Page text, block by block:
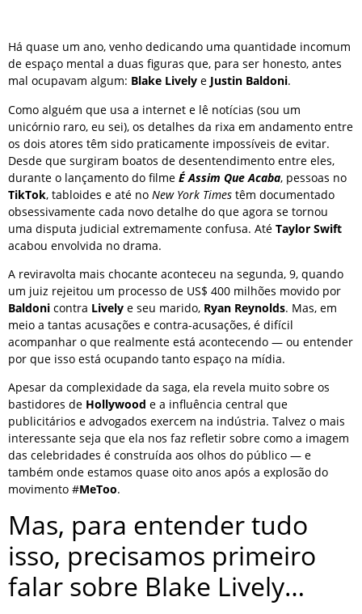
Há quase um ano, venho dedicando uma quantidade incomum
de espaço mental a duas figuras que, para ser honesto, antes
mal ocupavam algum: Blake Lively e Justin Baldoni.
Como alguém que usa a internet e lê notícias (sou um
unicórnio raro, eu sei), os detalhes da rixa em andamento entre
os dois atores têm sido praticamente impossíveis de evitar.
Desde que surgiram boatos de desentendimento entre eles,
durante o lançamento do filme É Assim Que Acaba, pessoas no
TikTok, tabloides e até no New York Times têm documentado
obsessivamente cada novo detalhe do que agora se tornou
uma disputa judicial extremamente confusa. Até Taylor Swift
acabou envolvida no drama.
A reviravolta mais chocante aconteceu na segunda, 9, quando
um juiz rejeitou um processo de US$ 400 milhões movido por
Baldoni contra Lively e seu marido, Ryan Reynolds. Mas, em
meio a tantas acusações e contra-acusações, é difícil
acompanhar o que realmente está acontecendo — ou entender
por que isso está ocupando tanto espaço na mídia.
Apesar da complexidade da saga, ela revela muito sobre os
bastidores de Hollywood e a influência central que
publicitários e advogados exercem na indústria. Talvez o mais
interessante seja que ela nos faz refletir sobre como a imagem
das celebridades é construída aos olhos do público — e
também onde estamos quase oito anos após a explosão do
movimento #MeToo.
Mas, para entender tudo
isso, precisamos primeiro
falar sobre Blake Lively…